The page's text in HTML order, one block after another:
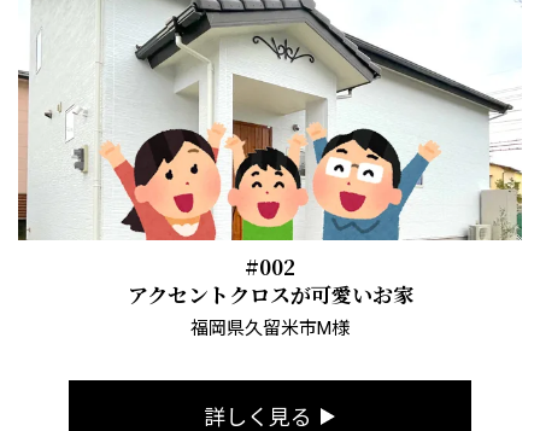
#002
アクセントクロスが可愛いお家
福岡県久留米市M様
詳しく見る